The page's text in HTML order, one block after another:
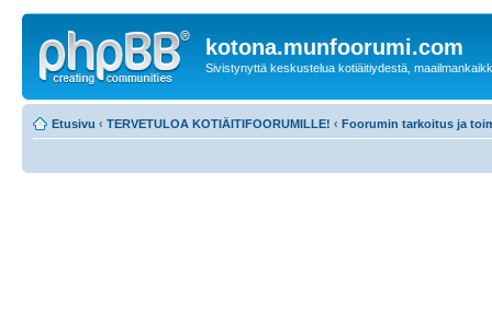
kotona.munfoorumi.com
Sivistynyttä keskustelua kotiäitiydestä,
Etusivu ‹ TERVETULOA KOTIÄITIFOORUMILLE! ‹ Foorumin tarkoitus ja